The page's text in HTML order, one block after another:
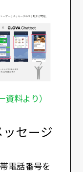
資料より）
セージ
電話番号を